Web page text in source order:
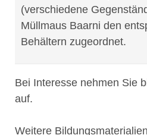
(verschiedene
Müllmaus Baarni den
Behältern zugeordnet.
Bei Interesse nehmen Sie
auf.
Weitere